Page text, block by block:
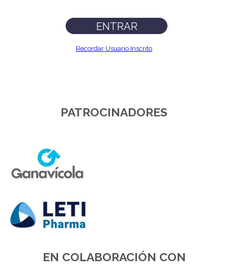
Recordar Usuario Inscrito
PATROCINADORES
EN COLABORACIÓN CON